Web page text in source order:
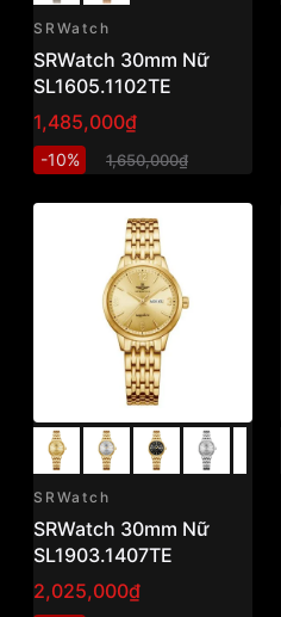
SRWatch
SRWatch 30mm Nữ
SL1605.1102TE
1,485,000₫
-10% 1,650,000₫
SRWatch
SRWatch 30mm Nữ
SL1903.1407TE
2,025,000₫